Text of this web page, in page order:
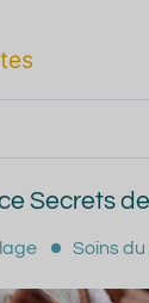
Secrets
Soins